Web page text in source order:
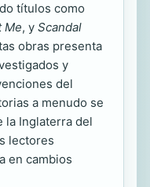
títulos como
Me, y Scandal
obras presenta
y
del
a menudo se
la Inglaterra del
lectores
en cambios